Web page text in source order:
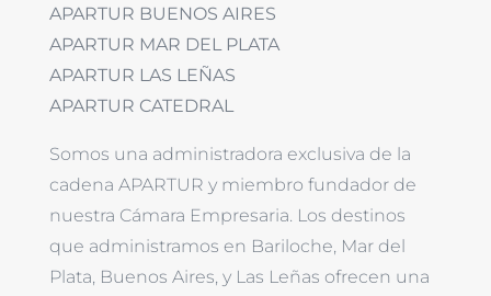
APARTUR BUENOS AIRES
APARTUR MAR DEL PLATA
APARTUR LAS LEÑAS
APARTUR CATEDRAL
Somos una administradora exclusiva de la
cadena APARTUR y miembro fundador de
nuestra Cámara Empresaria. Los destinos
que administramos en Bariloche, Mar del
Plata, Buenos Aires, y Las Leñas ofrecen una